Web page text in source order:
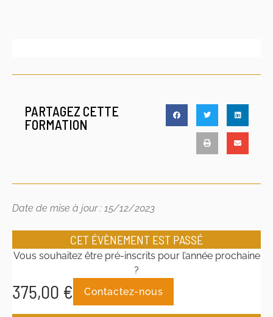
PARTAGEZ CETTE
FORMATION
Date de mise à jour : 15/12/2023
CET ÉVÈNEMENT EST PASSÉ
Vous souhaitez être pré-inscrits pour l’année prochaine
?
375,00 € Contactez-nous